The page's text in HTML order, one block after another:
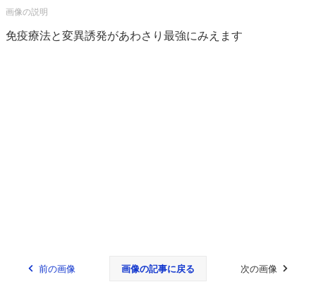
免疫療法と変異誘発があわさり最強にみえます
前の画像 画像の記事に戻る 次の画像